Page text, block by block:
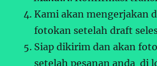
Kami akan mengerjakan
fotokan setelah draft
Siap dikirim dan akan
setelah pesanan anda di